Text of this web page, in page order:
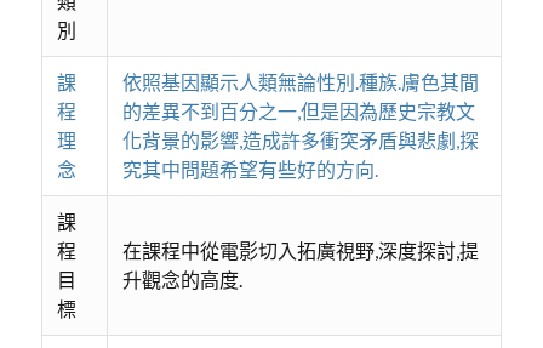
別
課
程
理
念
依照基因顯示人類無論性別.種族.膚色其間
的差異不到百分之一,但是因為歷史宗教文
化背景的影響,造成許多衝突矛盾與悲劇,探
究其中問題希望有些好的方向.
課
程
目
標
在課程中從電影切入拓廣視野,深度探討,提
升觀念的高度.